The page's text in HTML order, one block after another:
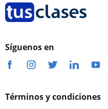
Síguenos en
Términos y condiciones